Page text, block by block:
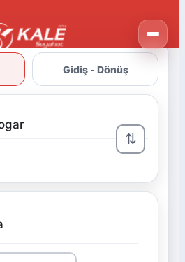
Gidiş - Dönüş
⇅